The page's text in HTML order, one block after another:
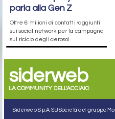
parla alla Gen Z
Oltre 6 milioni di contatti raggiunti
sui social network per la campagna
sul riciclo degli aerosol
siderweb
LA COMMUNITY DELL'ACCIAIO
Siderweb S.p.A. SB Società del gruppo